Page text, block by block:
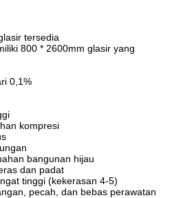
tersedia
800 * 2600mm glasir yang
0,1%
kompresi
bangunan hijau
dan padat
tinggi (kekerasan 4-5)
pecah, dan bebas perawatan